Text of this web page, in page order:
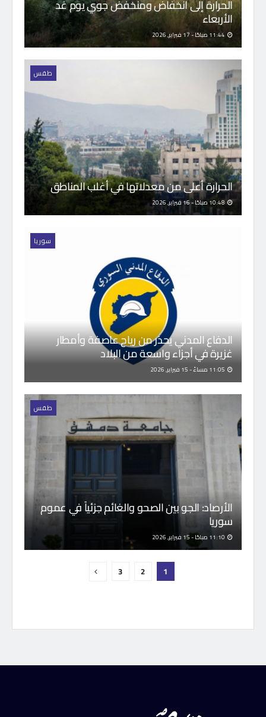
الحرارة إلى انخفاض ومنخفض جوي يوم غد
الأربعاء
طقس
الحرارة أعلى من معدلاتها في أغلب المناطق
10:48 صباحًا - 16 فبراير, 2026
سوريا
الدفاع المدني يحذر من رياح عاصفة وأمطار
غزيرة في أجزاء واسعة من البلاد
طقس
الأرصاد: الجو بين الصحو والغائم جزئياً في عموم
سوريا
1
2
3